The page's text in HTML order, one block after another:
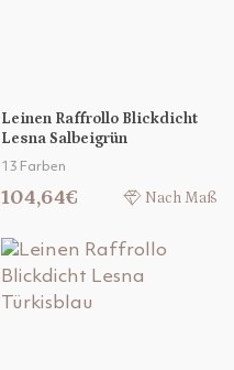
Leinen Raffrollo Blickdicht
Lesna Salbeigrün
13 Farben
104,64€ Nach Maß